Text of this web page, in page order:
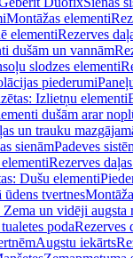
Montāžas elementi
elementiRezerves
dušām un vannām
slodzes elementi
piederumi
Izlietņu elementi
dušām arar
un trauku
sienāmPadeves
Rezerves
Dušu elementi
ūdens tvertnes
Zema un vidēji augsta
podaRezerves
Augstu iekārts